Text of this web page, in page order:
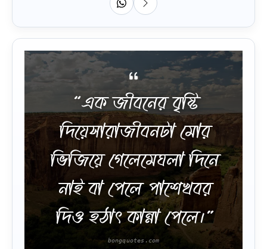
“এক জীবনের বৃষ্টি
দিয়েসারাজীবনটা মোর
ভিজিয়ে গেলেমেঘলা দিনে
নাই বা পেলে পাশেখবর
দিও হঠাৎ কান্না পেলে।”